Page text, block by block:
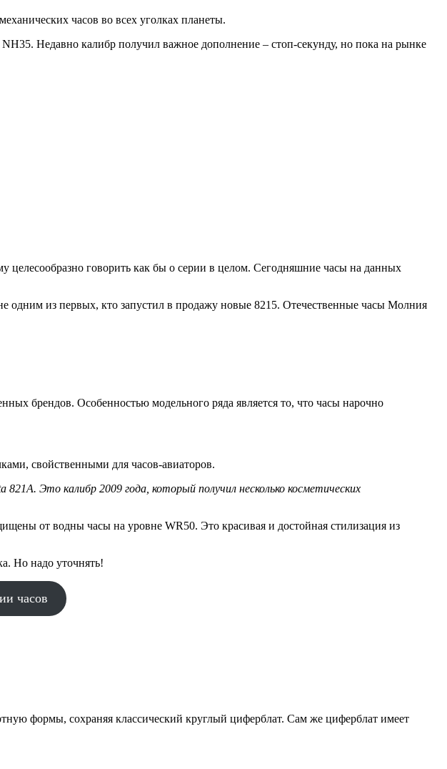
часов во всех уголках планеты.
Недавно калибр получил важное дополнение – стоп-секунду, но пока на рынке
говорить как бы о серии в целом. Сегодняшние часы на данных
одним из первых, кто запустил в продажу новые 8215. Отечественные часы Молния
брендов. Особенностью модельного ряда является то, что часы нарочно
свойственными для часов-авиаторов.
от водны часы на уровне WR50. Это красивая и достойная стилизация из
Но надо уточнять!
часов
формы, сохраняя классический круглый циферблат. Сам же циферблат имеет